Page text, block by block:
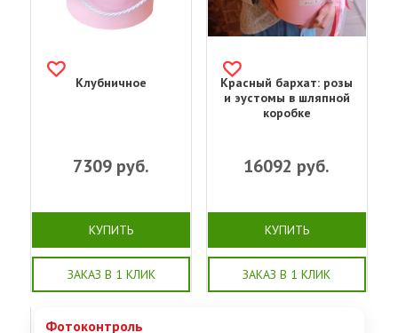
Клубничное
7309 руб.
КУПИТЬ
ЗАКАЗ В 1 КЛИК
Красный бархат: розы
и эустомы в шляпной
коробке
16092 руб.
КУПИТЬ
ЗАКАЗ В 1 КЛИК
Фотоконтроль